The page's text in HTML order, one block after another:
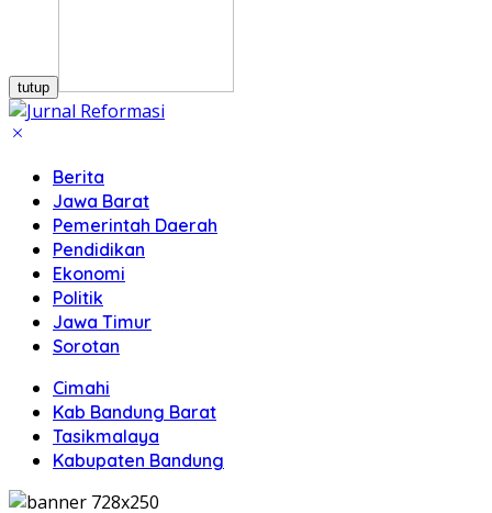
tutup
Berita
Jawa Barat
Pemerintah Daerah
Pendidikan
Ekonomi
Politik
Jawa Timur
Sorotan
Cimahi
Kab Bandung Barat
Tasikmalaya
Kabupaten Bandung